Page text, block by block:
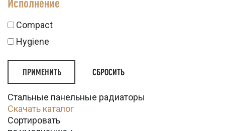
Compact
Hygiene
СБРОСИТЬ
Стальные панельные радиаторы
Скачать каталог
Сортировать